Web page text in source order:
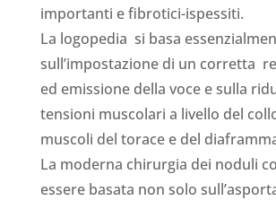
importanti e fibrotici-ispessiti.
La logopedia si basa
sull’impostazione di un corretta
ed emissione della voce e sulla
tensioni muscolari a livello del
muscoli del torace e del
La moderna chirurgia dei noduli
essere basata non solo